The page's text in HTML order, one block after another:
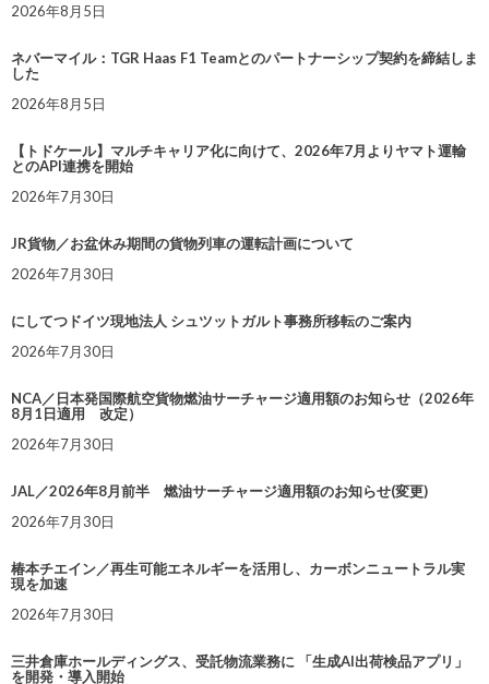
2026年8月5日
ネバーマイル：TGR Haas F1 Teamとのパートナーシップ契約を締結しま
した
2026年8月5日
【トドケール】マルチキャリア化に向けて、2026年7月よりヤマト運輸
とのAPI連携を開始
2026年7月30日
JR貨物／お盆休み期間の貨物列車の運転計画について
2026年7月30日
にしてつドイツ現地法人 シュツットガルト事務所移転のご案内
2026年7月30日
NCA／日本発国際航空貨物燃油サーチャージ適用額のお知らせ（2026年
8月1日適用 改定）
2026年7月30日
JAL／2026年8月前半 燃油サーチャージ適用額のお知らせ(変更)
2026年7月30日
椿本チエイン／再生可能エネルギーを活用し、カーボンニュートラル実
現を加速
2026年7月30日
三井倉庫ホールディングス、受託物流業務に 「生成AI出荷検品アプリ」
を開発・導入開始